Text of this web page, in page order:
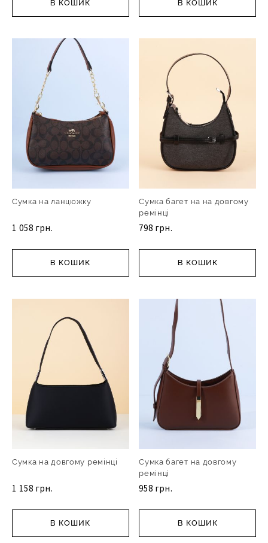
В КОШИК В КОШИК
Сумка на ланцюжку
1 058 грн.
В КОШИК
Сумка багет на на довгому
ремінці
798 грн.
В КОШИК
Сумка на довгому ремінці
1 158 грн.
В КОШИК
Сумка багет на довгому
ремінці
958 грн.
В КОШИК